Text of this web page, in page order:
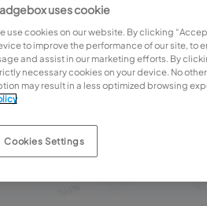
uses cookie
use cookies on our website. By clicking
to improve the performance of our site, to
and assist in our marketing efforts. By
necessary cookies on your device. No
may result in a less optimized browsing
Cookies Settings